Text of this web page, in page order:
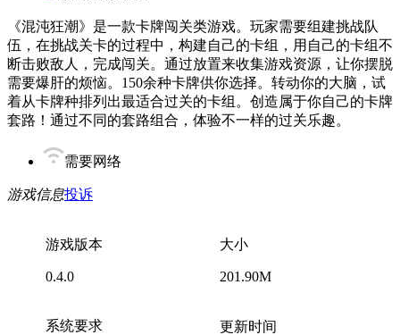
《混沌狂潮》是一款卡牌闯关类游戏。玩家需要组建挑战队
伍，在挑战关卡的过程中，构建自己的卡组，用自己的卡组不
断击败敌人，完成闯关。通过放置来收集游戏资源，让你摆脱
需要爆肝的烦恼。150余种卡牌供你选择。转动你的大脑，试
着从卡牌种排列出最适合过关的卡组。创造属于你自己的卡牌
套路！通过不同的套路组合，体验不一样的过关乐趣。
需要网络
游戏信息投诉
游戏版本
0.4.0
大小
201.90M
系统要求 更新时间